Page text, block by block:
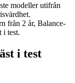
modeller utifrån
från 2 år, Balance-
i test.
i test